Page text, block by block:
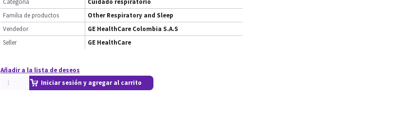
Categoría
Cuidado respiratorio
Familia de productos
Other Respiratory and Sleep
Vendedor
GE HealthCare Colombia S.A.S
Seller
GE HealthCare
Añadir a la lista de deseos
Iniciar sesión y agregar al carrito